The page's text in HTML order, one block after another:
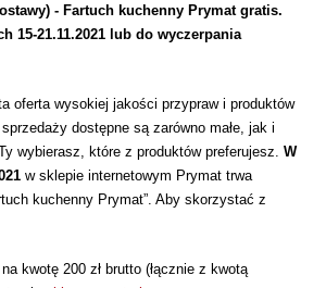
- Fartuch kuchenny Prymat gratis.
15-21.11.2021 lub do wyczerpania
oferta wysokiej jakości przypraw i produktów
dostępne są zarówno małe, jak i
wybierasz, które z produktów preferujesz. W
w sklepie internetowym Prymat trwa
kuchenny Prymat”. Aby skorzystać z
kwotę 200 zł brutto (łącznie z kwotą